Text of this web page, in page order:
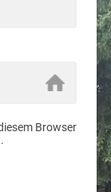
Browser